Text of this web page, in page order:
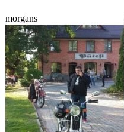
morgans